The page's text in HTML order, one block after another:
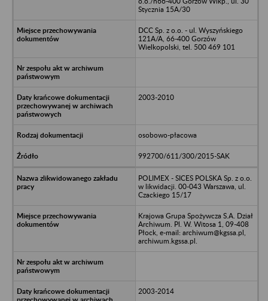
Stycznia 15A/30
DCC Sp. z o.o. - ul. Wyszyńskiego
121A/A, 66-400 Gorzów
Wielkopolski, tel. 500 469 101
2003-2010
osobowo-płacowa
992700/611/300/2015-SAK
POLIMEX - SICES POLSKA Sp. z o.o.
w likwidacji. 00-043 Warszawa, ul.
Czackiego 15/17
Krajowa Grupa Spożywcza S.A. Dział
Archiwum. Pl. W. Witosa 1, 09-408
Płock, e-mail: archiwum@kgssa.pl,
archiwum.kgssa.pl.
2003-2014